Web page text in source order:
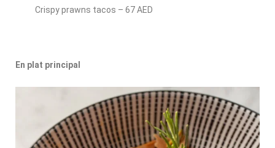
Crispy prawns tacos – 67 AED
En plat principal